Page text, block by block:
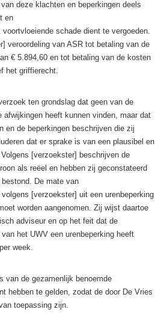
deze klachten en beperkingen deels
en
schade dient te vergoeden.
veroordeling van ASR tot betaling van de
€ 5.894,60 en tot betaling van de kosten
het griffierecht.
ten grondslag dat geen van de
afwijkingen heeft kunnen vinden, maar dat
en de beperkingen beschrijven die zij
dat er sprake is van een plausibel en
[verzoekster] beschrijven de
als reëel en hebben zij geconstateerd
De mate van
[verzoekster] uit een urenbeperking
worden aangenomen. Zij wijst daartoe
adviseur en op het feit dat de
het UWV een urenbeperking heeft
week.
van de gezamenlijk benoemde
hebben te gelden, zodat de door De Vries
toepassing zijn.